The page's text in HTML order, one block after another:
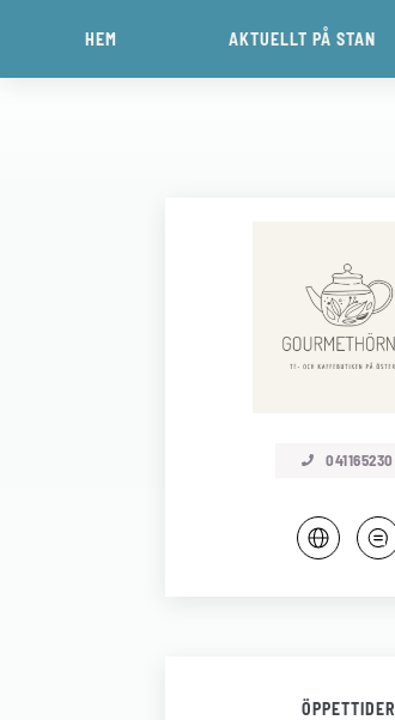
HEM AKTUELLT PÅ STAN
041165230
ÖPPETTIDER